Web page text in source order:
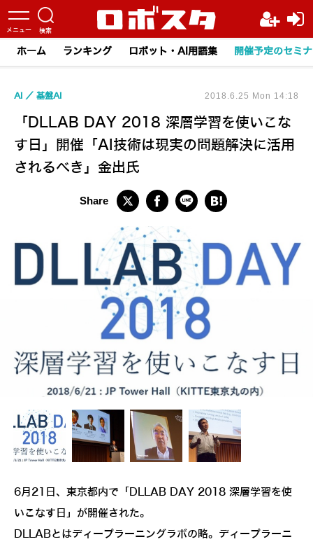
ホーム ランキング ロボット・AI用語集 開催予定のセミ
「DLLAB DAY 2018 深層学習を使いこな
す日」開催「AI技術は現実の問題解決に活用
されるべき」金出氏
AI 基盤AI 2018.6.25 Mon 14:18
6月21日、東京都内で「DLLAB DAY 2018 深層学習を使
いこなす日」が開催された。
DLLABとはディープラーニングラボの略。ディープラーニ